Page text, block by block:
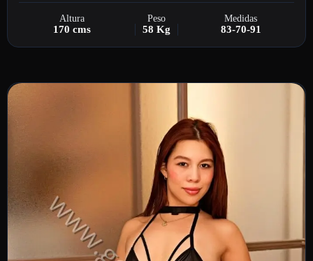
Altura Peso Medidas
170 cms 58 Kg 83-70-91